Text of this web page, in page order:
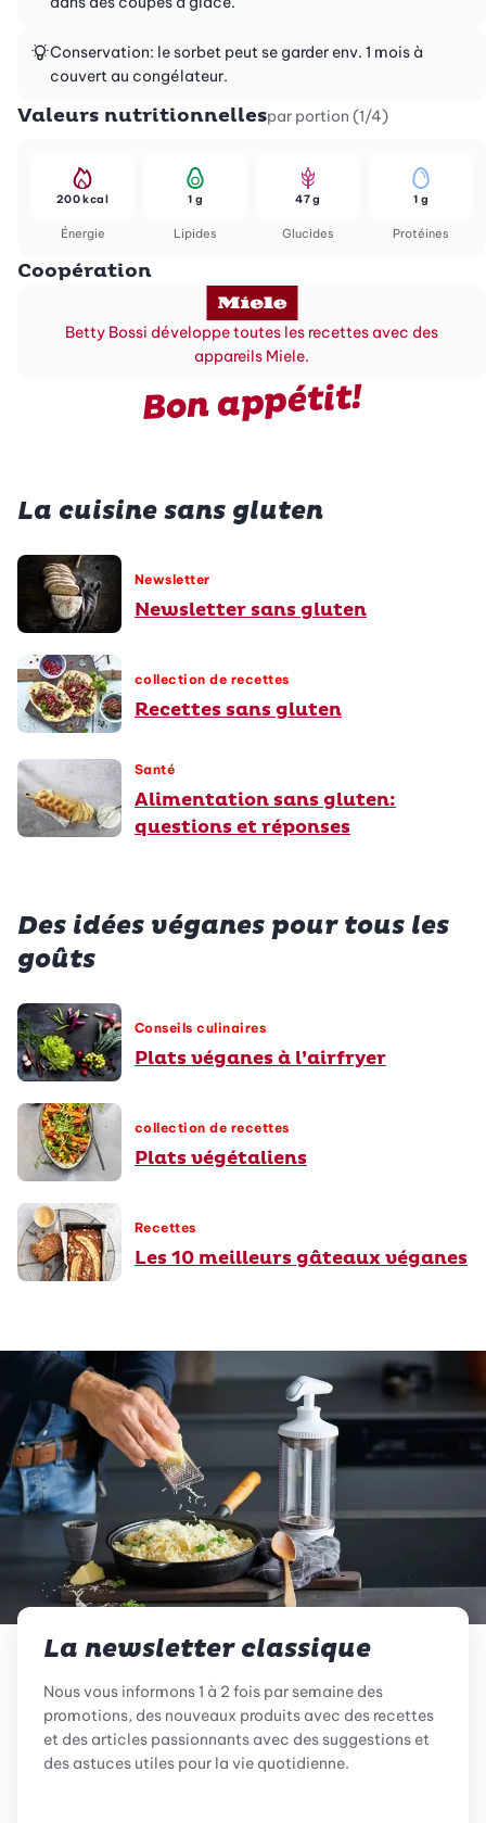
Conservation: le sorbet peut se garder env. 1 mois à
couvert au congélateur.
Valeurs nutritionnellespar portion (1/4)
Énergie
200 kcal
Lipides
1 g
Glucides
47 g
Protéines
1 g
Coopération
Betty Bossi développe toutes les recettes avec des
appareils Miele.
Bon appétit!
La cuisine sans gluten
Newsletter
Newsletter sans gluten
collection de recettes
Recettes sans gluten
Santé
Alimentation sans gluten:
questions et réponses
Des idées véganes pour tous les
goûts
Conseils culinaires
Plats véganes à l’airfryer
collection de recettes
Plats végétaliens
Recettes
Les 10 meilleurs gâteaux véganes
La newsletter classique
Nous vous informons 1 à 2 fois par semaine des
promotions, des nouveaux produits avec des recettes
et des articles passionnants avec des suggestions et
des astuces utiles pour la vie quotidienne.